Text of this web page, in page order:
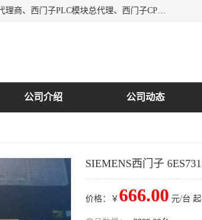
上海诗幕自动化设备有限公司是一家西门子授权分销商；主要负责：德国西门子模块代理商、西门子PLC模块总代理、西门子CPU模块代理商、西门子电缆代理、西门子触摸屏变频器总代理等专销售西门子各系列产品；实体公司，诚信经营，价格优势，品质保证，库存量大，供应！
公司介绍 公司动态
SIEMENS西门子
价格：￥ 666.00 元/台 起